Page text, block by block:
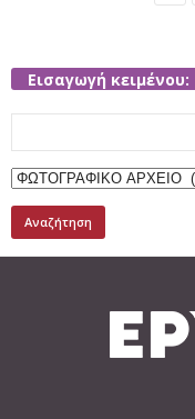
Εισαγωγή κειμένου:
for: